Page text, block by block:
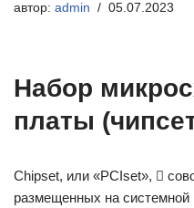
автор: admin 05.07.2023
Набор
платы
Chipset, или «PCIset», 
размещенных на системной